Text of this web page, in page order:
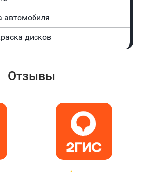
автомобиля
дисков
Отзывы